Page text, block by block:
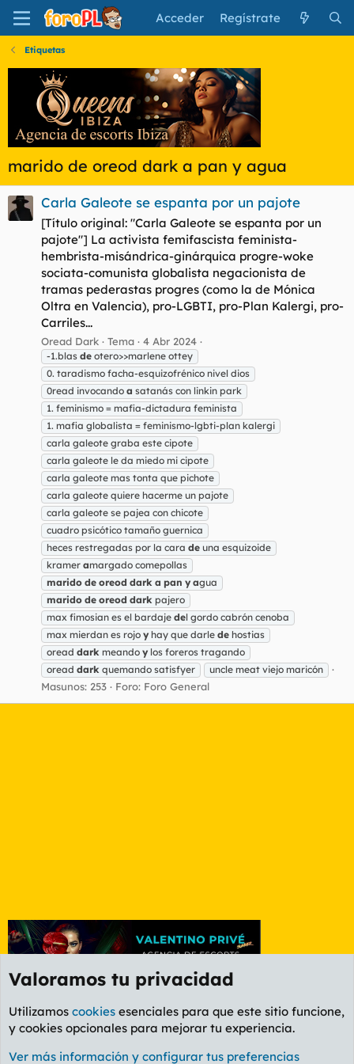
Acceder Regístrate
Etiquetas
marido de oreod dark a pan y agua
Carla Galeote se espanta por un pajote
[Título original: "Carla Galeote se espanta por un
pajote"] La activista femifascista feminista-
hembrista-misándrica-ginárquica progre-woke
sociata-comunista globalista negacionista de
tramas pederastas progres (como la de Mónica
Oltra en Valencia), pro-LGBTI, pro-Plan Kalergi, pro-
Carriles...
Oread Dark Tema 4 Abr 2024
-1.blas de otero>>marlene ottey
0. taradismo facha-esquizofrénico nivel dios
0read invocando a satanás con linkin park
1. feminismo = mafia-dictadura feminista
1. mafia globalista = feminismo-lgbti-plan kalergi
carla galeote graba este cipote
carla galeote le da miedo mi cipote
carla galeote mas tonta que pichote
carla galeote quiere hacerme un pajote
carla galeote se pajea con chicote
cuadro psicótico tamaño guernica
heces restregadas por la cara de una esquizoide
kramer amargado comepollas
marido de oreod dark a pan y agua
marido de oreod dark pajero
max fimosian es el bardaje del gordo cabrón cenoba
max mierdan es rojo y hay que darle de hostias
oread dark meando y los foreros tragando
oread dark quemando satisfyer uncle meat viejo maricón
Masunos: 253 Foro: Foro General
Etiquetas
Valoramos tu privacidad
Utilizamos cookies esenciales para que este sitio funcione,
y cookies opcionales para mejorar tu experiencia.
Ver más información y configurar tus preferencias